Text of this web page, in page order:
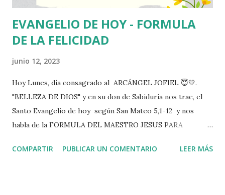
EVANGELIO DE HOY - FORMULA
DE LA FELICIDAD
junio 12, 2023
Hoy Lunes, día consagrado al ARCÁNGEL JOFIEL 😇💛.
"BELLEZA DE DIOS" y en su don de Sabiduría nos trae, el
Santo Evangelio de hoy según San Mateo 5,1-12 y nos
habla de la FORMULA DEL MAESTRO JESUS PARA
episodio de enseñanza, nos ofrece el mejor de los regalos,
COMPARTIR PUBLICAR UN COMENTARIO LEER MÁS